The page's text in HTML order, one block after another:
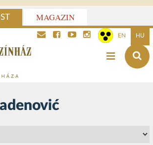
MAGAZIN
EN HU